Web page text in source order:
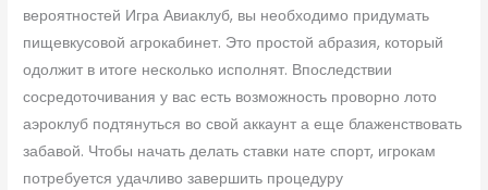
вероятностей Игра Авиаклуб, вы необходимо придумать
пищевкусовой агрокабинет. Это простой абразия, который
одолжит в итоге несколько исполнят. Впоследствии
сосредоточивания у вас есть возможность проворно лото
аэроклуб подтянуться во свой аккаунт а еще блаженствовать
забавой. Чтобы начать делать ставки нате спорт, игрокам
потребуется удачливо завершить процедуру